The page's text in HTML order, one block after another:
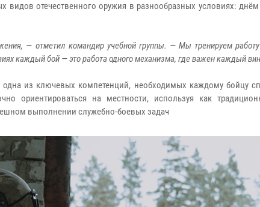
видов отечественного оружия в разнообразных условиях:
— отметил командир учебной группы. — Мы тренируем
каждый бой — это работа одного механизма, где важен каждый
одна из ключевых компетенций, необходимых каждому бойцу
ориентироваться на местности, используя как
выполнении служебно-боевых задач